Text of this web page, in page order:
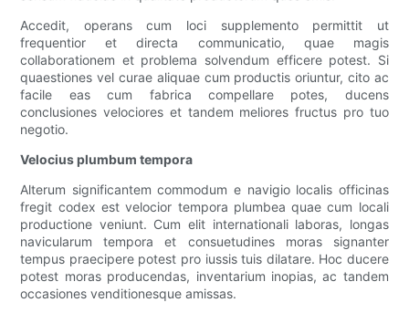
Accedit, operans cum loci supplemento permittit ut
frequentior et directa communicatio, quae magis
collaborationem et problema solvendum efficere potest. Si
quaestiones vel curae aliquae cum productis oriuntur, cito ac
facile eas cum fabrica compellare potes, ducens
conclusiones velociores et tandem meliores fructus pro tuo
negotio.
Velocius plumbum tempora
Alterum significantem commodum e navigio localis officinas
fregit codex est velocior tempora plumbea quae cum locali
productione veniunt. Cum elit internationali laboras, longas
navicularum tempora et consuetudines moras signanter
tempus praecipere potest pro iussis tuis dilatare. Hoc ducere
potest moras producendas, inventarium inopias, ac tandem
occasiones venditionesque amissas.